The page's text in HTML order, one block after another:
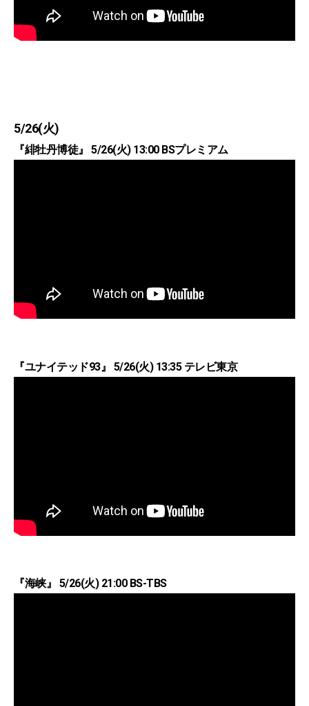
5/26(火)
『緋牡丹博徒』 5/26(火) 13:00 BSプレミアム
『ユナイテッド93』 5/26(火) 13:35 テレビ東京
『海峡』 5/26(火) 21:00 BS-TBS